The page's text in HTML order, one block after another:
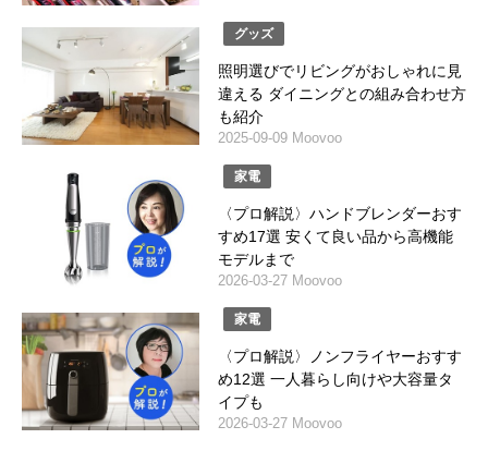
グッズ
照明選びでリビングがおしゃれに見
違える ダイニングとの組み合わせ方
も紹介
2025-09-09 Moovoo
家電
〈プロ解説〉ハンドブレンダーおす
すめ17選 安くて良い品から高機能
モデルまで
2026-03-27 Moovoo
家電
〈プロ解説〉ノンフライヤーおすす
め12選 一人暮らし向けや大容量タ
イプも
2026-03-27 Moovoo